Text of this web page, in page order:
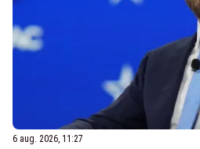
6 aug. 2026, 11:27